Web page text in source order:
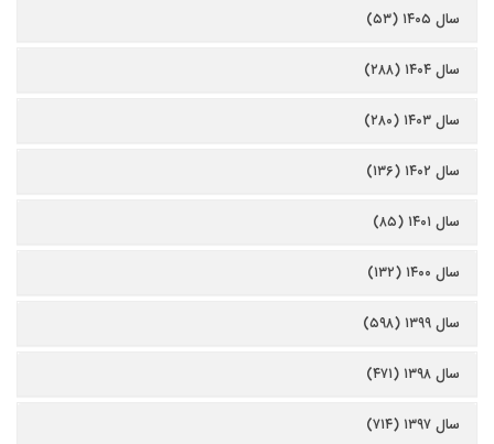
سال ۱۴۰۵ (۵۳)
سال ۱۴۰۴ (۲۸۸)
سال ۱۴۰۳ (۲۸۰)
سال ۱۴۰۲ (۱۳۶)
سال ۱۴۰۱ (۸۵)
سال ۱۴۰۰ (۱۳۲)
سال ۱۳۹۹ (۵۹۸)
سال ۱۳۹۸ (۴۷۱)
سال ۱۳۹۷ (۷۱۴)